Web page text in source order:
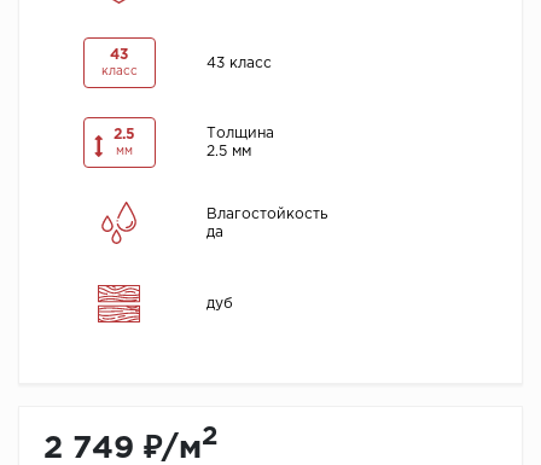
43
класс
43 класс
2.5
мм
Толщина
2.5 мм
Влагостойкость
да
дуб
2 749 ₽/м2